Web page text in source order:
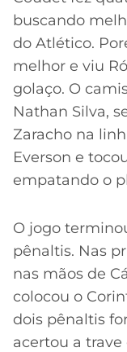
buscando
do Atlético.
melhor e viu
golaço. O
Nathan Silva,
Zaracho na
Everson e
empatando o
O jogo
pênaltis. Nas
nas mãos de
colocou o
dois pênaltis
acertou a trave